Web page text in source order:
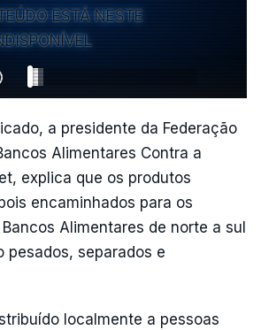
ESTÁ NESTE
a presidente da Federação
Alimentares Contra a
explica que os produtos
encaminhados para os
Alimentares de norte a sul
pesados, separados e
localmente a pessoas